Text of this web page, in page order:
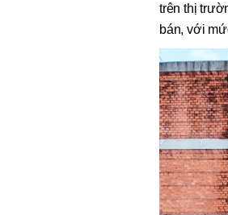
trên thị
bán, với